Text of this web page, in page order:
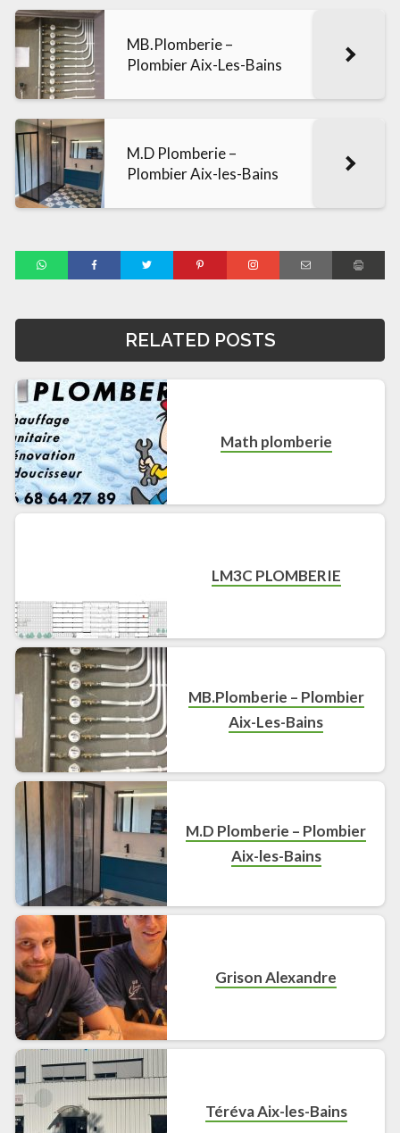
MB.Plomberie –
Plombier Aix-Les-Bains
M.D Plomberie –
Plombier Aix-les-Bains
RELATED POSTS
Math plomberie
LM3C PLOMBERIE
MB.Plomberie – Plombier
Aix-Les-Bains
M.D Plomberie – Plombier
Aix-les-Bains
Grison Alexandre
Téréva Aix-les-Bains